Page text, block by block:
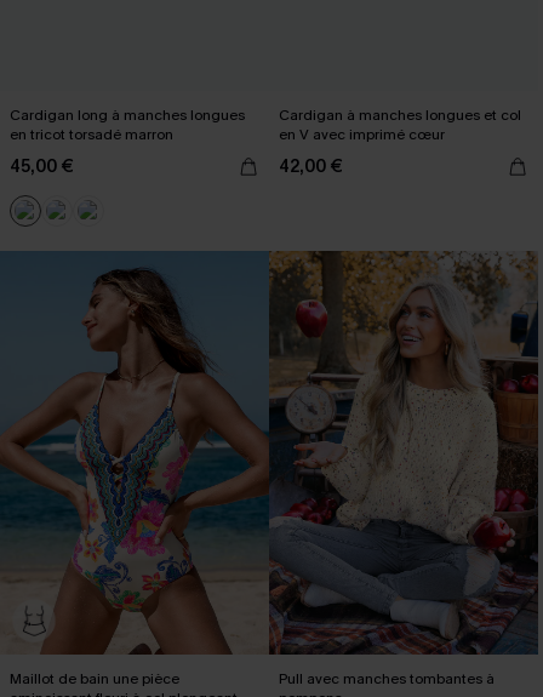
Cardigan long à manches longues
en tricot torsadé marron
45,00 €
Cardigan à manches longues et col
en V avec imprimé cœur
42,00 €
Maillot de bain une pièce
Pull avec manches tombantes à